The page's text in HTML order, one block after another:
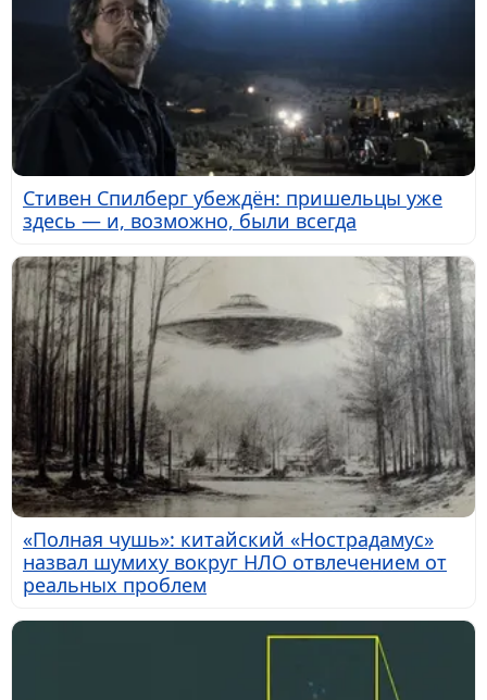
Стивен Спилберг убеждён: пришельцы уже
здесь — и, возможно, были всегда
«Полная чушь»: китайский «Нострадамус»
назвал шумиху вокруг НЛО отвлечением от
реальных проблем